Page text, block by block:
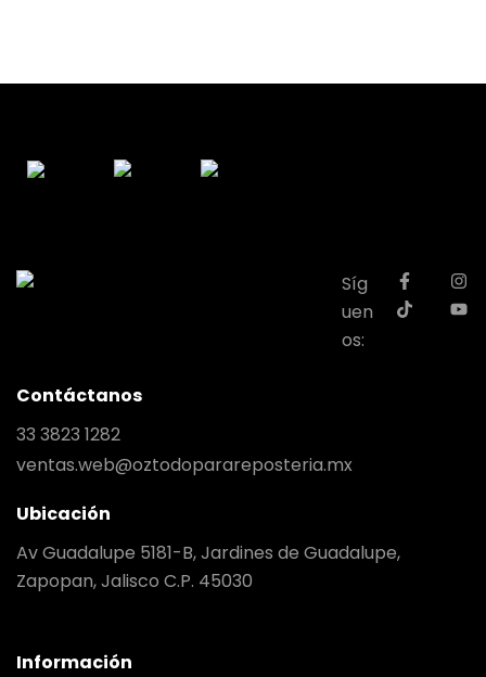
Síg
uen
os:
Contáctanos
33 3823 1282
ventas.web@oztodoparareposteria.mx
Ubicación
Av Guadalupe 5181-B, Jardines de Guadalupe,
Zapopan, Jalisco C.P. 45030
Información